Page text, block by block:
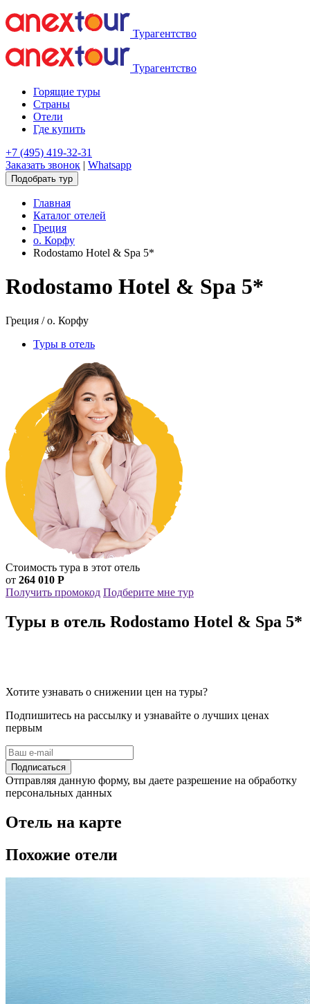
Турагентство
Турагентство
Горящие туры
Страны
Отели
Где купить
+7 (495) 419-32-31
Заказать звонок | Whatsapp
Подобрать тур
Главная
Каталог отелей
Греция
о. Корфу
Rodostamo Hotel & Spa 5*
Rodostamo Hotel & Spa 5*
Греция / о. Корфу
Туры в отель
Стоимость тура в этот отель
от 264 010 Р
Получить промокод Подберите мне тур
Туры в отель Rodostamo Hotel & Spa 5*
Хотите узнавать о снижении цен на туры?
Подпишитесь на рассылку и узнавайте о лучших ценах
первым
Подписаться
Отправляя данную форму, вы даете разрешение на обработку
персональных данных
Отель на карте
Похожие отели